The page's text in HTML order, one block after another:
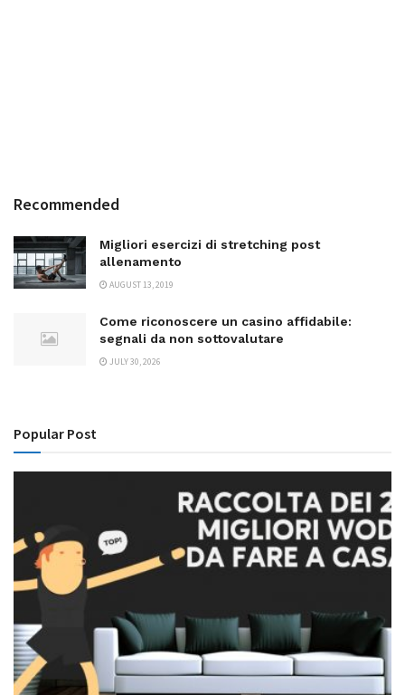
Recommended
Migliori esercizi di stretching post
allenamento
AUGUST 13, 2019
Come riconoscere un casino affidabile:
segnali da non sottovalutare
JULY 30, 2026
Popular Post